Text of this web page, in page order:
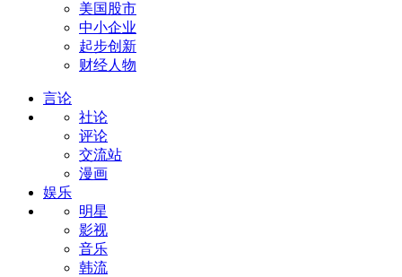
美国股市
中小企业
起步创新
财经人物
言论
社论
评论
交流站
漫画
娱乐
明星
影视
音乐
韩流